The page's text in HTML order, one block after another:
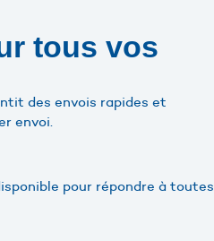
tous vos
des envois rapides et
envoi.
pour répondre à toutes